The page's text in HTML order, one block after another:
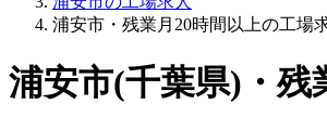
浦安市・残業月20時間以上の工場
浦安市(千葉県)・残